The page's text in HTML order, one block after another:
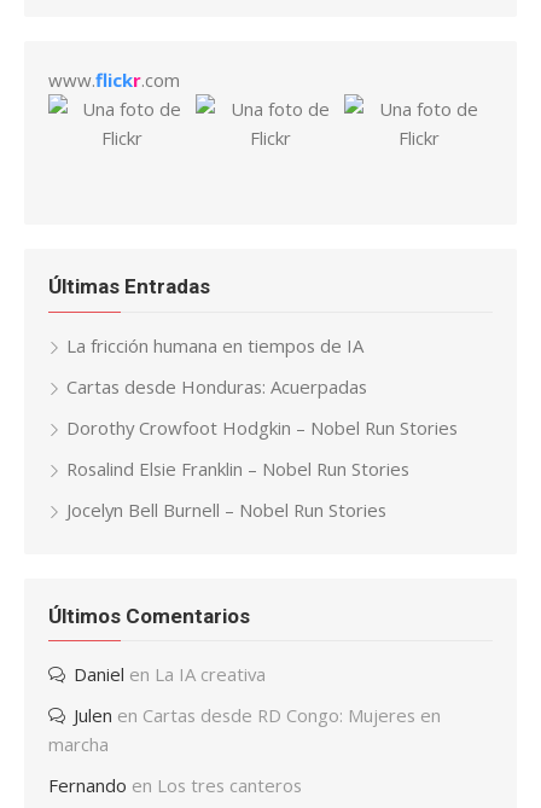
www.flickr.com
Últimas Entradas
La fricción humana en tiempos de IA
Cartas desde Honduras: Acuerpadas
Dorothy Crowfoot Hodgkin – Nobel Run Stories
Rosalind Elsie Franklin – Nobel Run Stories
Jocelyn Bell Burnell – Nobel Run Stories
Últimos Comentarios
Daniel en La IA creativa
Julen en Cartas desde RD Congo: Mujeres en
marcha
Fernando en Los tres canteros